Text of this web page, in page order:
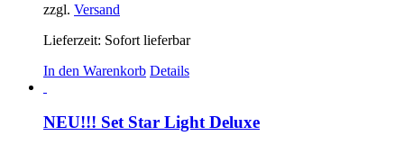
zzgl. Versand
Lieferzeit: Sofort lieferbar
In den Warenkorb Details
NEU!!! Set Star Light Deluxe